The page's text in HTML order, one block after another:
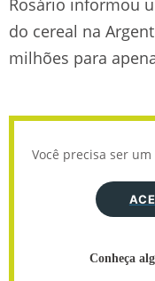
do cereal na
milhões para
Você precisa ser
Conheça